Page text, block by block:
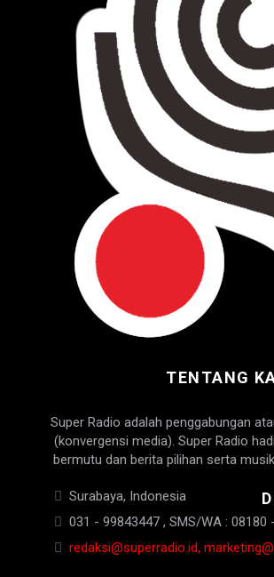
TENTANG
Super Radio adalah penggabungan
(konvergensi media). Super Radio
bermutu dan berita pilihan serta
Surabaya, Indonesia
031 - 99843447 , SMS/WA : 08180
redaksi@superradio.id,